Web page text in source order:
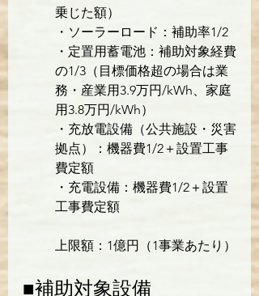
乗じた額）
・ソーラーロード：補助率1/2
・定置用蓄電池：補助対象経費
の1/3（目標価格超の場合は業
務・産業用3.9万円/kWh、家庭
用3.8万円/kWh）
・充放電設備（公共施設・災害
拠点）：機器費1/2＋設置工事
費定額
・充電設備：機器費1/2＋設置
工事費定額
上限額：1億円（1事業あたり）
■補助対象設備